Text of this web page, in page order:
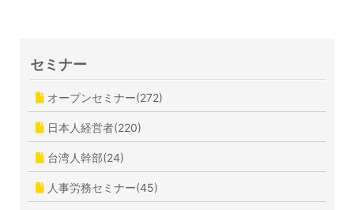
セミナー
オープンセミナー(272)
日本人経営者(220)
台湾人幹部(24)
人事労務セミナー(45)